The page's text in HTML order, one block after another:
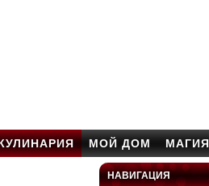
МОЙ ДОМ МАГИЯ
НАВИГАЦИЯ